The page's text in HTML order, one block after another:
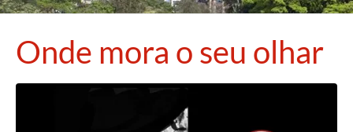
Onde mora o seu olhar